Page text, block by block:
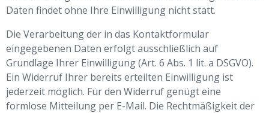
Daten findet ohne Ihre Einwilligung nicht statt.
Die Verarbeitung der in das Kontaktformular
eingegebenen Daten erfolgt ausschließlich auf
Grundlage Ihrer Einwilligung (Art. 6 Abs. 1 lit. a DSGVO).
Ein Widerruf Ihrer bereits erteilten Einwilligung ist
jederzeit möglich. Für den Widerruf genügt eine
formlose Mitteilung per E-Mail. Die Rechtmäßigkeit der